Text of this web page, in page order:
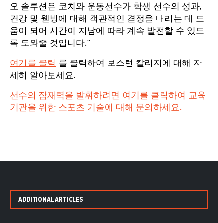
오 솔루션은 코치와 운동선수가 학생 선수의 성과,
건강 및 웰빙에 대해 객관적인 결정을 내리는 데 도
움이 되어 시간이 지남에 따라 계속 발전할 수 있도
록 도와줄 것입니다."
여기를 클릭 를 클릭하여 보스턴 칼리지에 대해 자
세히 알아보세요.
선수의 잠재력을 발휘하려면 여기를 클릭하여 교육
기관을 위한 스포츠 기술에 대해 문의하세요.
ADDITIONAL ARTICLES